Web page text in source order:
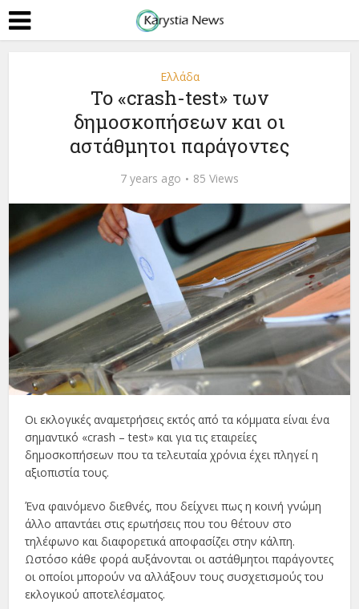
Ελλάδα
To «crash-test» των
δημοσκοπήσεων και οι
αστάθμητοι παράγοντες
7 years ago 85 Views
Οι εκλογικές αναμετρήσεις εκτός από τα κόμματα είναι ένα
σημαντικό «crash – test» και για τις εταιρείες
δημοσκοπήσεων που τα τελευταία χρόνια έχει πληγεί η
αξιοπιστία τους.
Ένα φαινόμενο διεθνές, που δείχνει πως η κοινή γνώμη
άλλο απαντάει στις ερωτήσεις που του θέτουν στο
τηλέφωνο και διαφορετικά αποφασίζει στην κάλπη.
Ωστόσο κάθε φορά αυξάνονται οι αστάθμητοι παράγοντες
οι οποίοι μπορούν να αλλάξουν τους συσχετισμούς του
εκλογικού αποτελέσματος.